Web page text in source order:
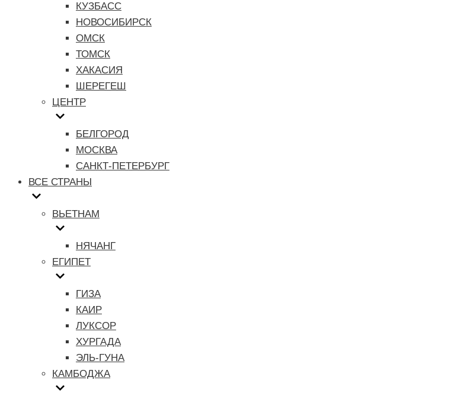
КУЗБАСС
НОВОСИБИРСК
ОМСК
ТОМСК
ХАКАСИЯ
ШЕРЕГЕШ
ЦЕНТР
БЕЛГОРОД
МОСКВА
САНКТ-ПЕТЕРБУРГ
ВСЕ СТРАНЫ
ВЬЕТНАМ
НЯЧАНГ
ЕГИПЕТ
ГИЗА
КАИР
ЛУКСОР
ХУРГАДА
ЭЛЬ-ГУНА
КАМБОДЖА